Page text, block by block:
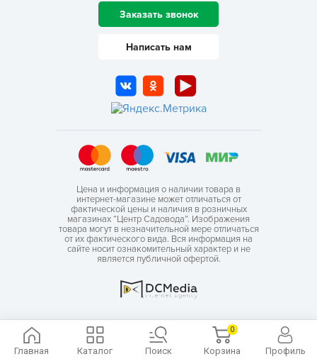
Главная Каталог Поиск
0
Корзина Профиль
Заказать звонок
Написать нам
Цена и информация о наличии товара в
интернет-магазине может отличаться от
фактической цены и наличия в розничных
магазинах “Центр Садовода”. Изображения
товара могут в незначительной мере отличаться
от их фактического вида. Вся информация на
сайте носит ознакомительный характер и не
является публичной офертой.